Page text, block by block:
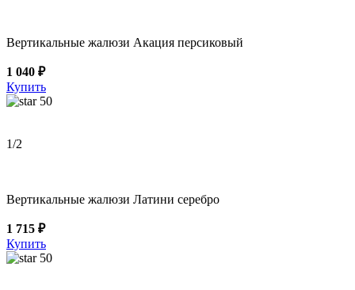
Вертикальные жалюзи Акация персиковый
1 040 ₽
Купить
50
1/2
Вертикальные жалюзи Латини серебро
1 715 ₽
Купить
50